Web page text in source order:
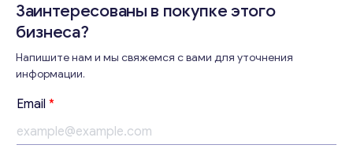
Консультация
Email*
Заинтересованы в покупке этого
бизнеса?
Напишите нам и мы свяжемся с вами для уточнения
информации.
Email *